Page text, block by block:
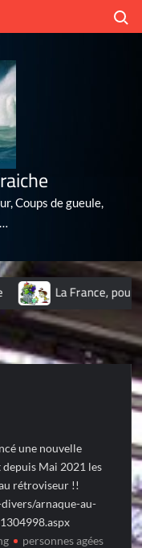
Coups de gueule,
La France,
une nouvelle
Mai 2021 les
rétroviseur !!
arnaque-au-
personnes agées